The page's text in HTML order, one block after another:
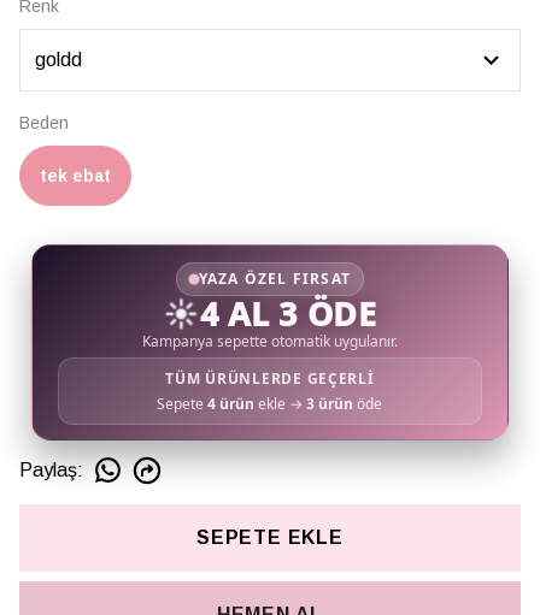
Renk
Beden
tek ebat
YAZA ÖZEL FIRSAT
☀️4 AL 3 ÖDE
Kampanya sepette otomatik uygulanır.
TÜM ÜRÜNLERDE GEÇERLİ
Sepete4 ürün ekle →3 ürün öde
Paylaş:
SEPETE EKLE